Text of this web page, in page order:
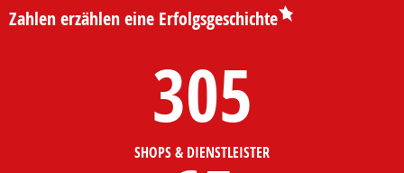
Zahlen erzählen eine Erfolgsgeschichte
305
SHOPS & DIENSTLEISTER